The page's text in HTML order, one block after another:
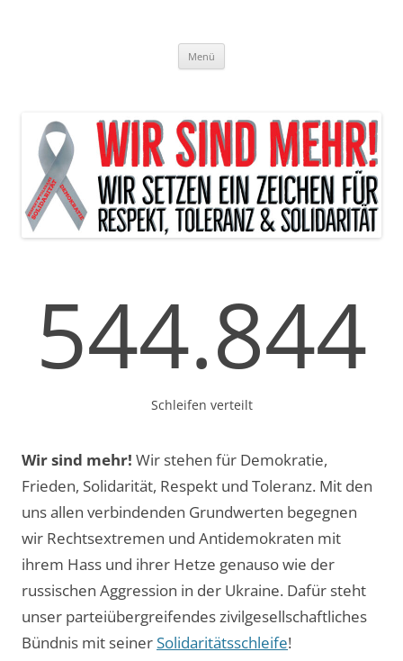
Menü
544.844
Schleifen verteilt
Wir sind mehr! Wir stehen für Demokratie,
Frieden, Solidarität, Respekt und Toleranz. Mit den
uns allen verbindenden Grundwerten begegnen
wir Rechtsextremen und Antidemokraten mit
ihrem Hass und ihrer Hetze genauso wie der
russischen Aggression in der Ukraine. Dafür steht
unser parteiübergreifendes zivilgesellschaftliches
Bündnis mit seinerSolidaritätsschleife!